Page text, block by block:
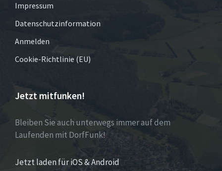
Impressum
Datenschutzinformation
Anmelden
Cookie-Richtlinie (EU)
Jetzt mitfunken!
Bleiben Sie auch unterwegs immer auf dem
Laufenden mit DorfFunk!
Jetzt laden für iOS & Android